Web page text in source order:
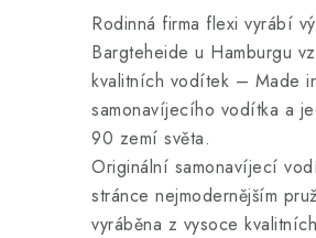
Rodinná firma flexi vyrábí
Bargteheide u Hamburgu
kvalitních vodítek – Made
samonavíjecího vodítka a
90 zemí světa.
Originální samonavíjecí
stránce nejmodernějším
vyráběna z vysoce